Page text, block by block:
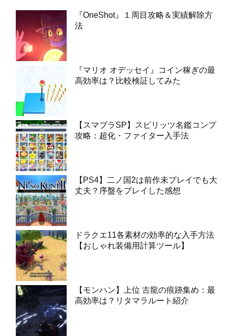
『OneShot』１周目攻略＆実績解除方
法
『マリオ オデッセイ』コイン稼ぎの最
高効率は？比較検証してみた
【スマブラSP】スピリッツ名鑑コンプ
攻略：超化・ファイター入手法
【PS4】二ノ国2は前作未プレイでも大
丈夫？序盤をプレイした感想
ドラクエ11各素材の効率的な入手方法
【おしゃれ装備用計算ツール】
【モンハン】上位 古龍の痕跡集め：最
高効率は？リタマラルート紹介